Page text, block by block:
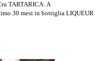
TARTARICA: A
30 mesi in bottiglia LIQUEUR